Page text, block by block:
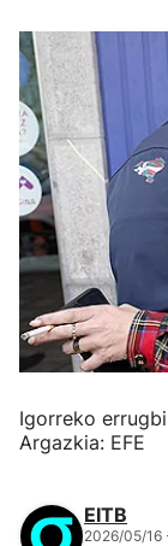
Igorreko
Argazkia: EFE
EITB
2026/05/16